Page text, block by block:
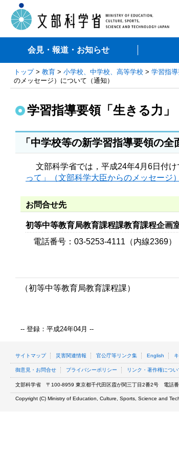
会見・報道・お知らせ
トップ> 教育 > 小学校、中学校、高等学校 > 学習指導
のメッセージ）について（通知）
学習指導要領「生きる力」
「中学校等の新学習指導要領の
文部科学省では，平成24年4月6日付け
って」（文部科学大臣からのメッセージ
お問合せ先
初等中等教育局教育課程課教育課程企画
電話番号：03-5253-4111（内線2369）
（初等中等教育局教育課程課）
-- 登録：平成24年04月 --
サイトマップ 災害関連情報 官公庁等リンク集 English
御意見・お問合せ プライバシーポリシー リンク・著作権につい
文部科学省 〒100-8959 東京都千代田区霞が関三丁目2番2号 電話
Copyright (C) Ministry of Education, Culture, Sports, Science and